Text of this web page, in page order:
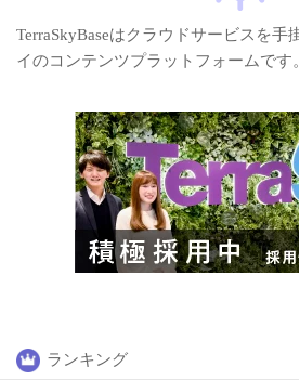
TerraSkyBaseはクラウドサービスを手
イのコンテンツプラットフォームです。
ランキング